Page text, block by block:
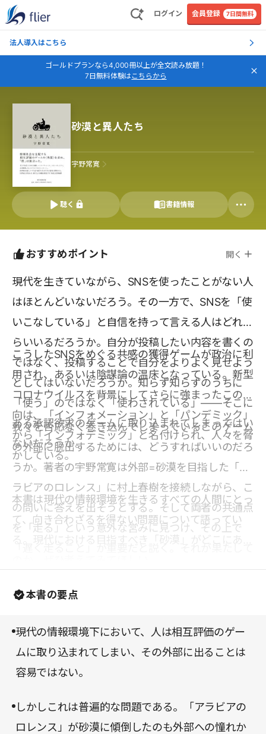
ログイン 会員登録 7日間無料
法人導入はこちら
ゴールドプランなら4,000冊以上が全文読み放題！
7日無料体験はこちらから
砂漠と異人たち
宇野常寛
聴く 書籍情報
おすすめポイント 開く
現代を生きていながら、SNSを使ったことがない人
はほとんどいないだろう。その一方で、SNSを「使
いこなしている」と自信を持って言える人はどれく
らいいるだろうか。自分が投稿したい内容を書くの
ではなく、投稿することで自分をよりよく見せよう
としてはいないだろうか。知らず知らずのうちに
「使う」のではなく「使わされている」――そこに
ある承認欲求のゲームに取り込まれてしまってはい
ないだろうか。
こうしたSNSをめぐる共感の獲得ゲームが政治に利
用され、あるいは陰謀論の温床となっている。新型
コロナウイルスを背景にしてさらに強まったこの傾
向は、「インフォメーション」と「パンデミック」
から「インフォデミック」と名付けられ、人々を脅
かしている。
我々を否応なく巻き込んでしまっているこのゲーム
の外部に脱出するためには、どうすればいいのだろ
うか。著者の宇野常寛は外部=砂漠を目指した「ア
ラビアのロレンス」に村上春樹を接続しながら、こ
の問いに答えを出そうとする。そして両者の共通点
を「走る」という意外な営みに見つけ、その上で
どのような意味を持つかは、読んでたしかめてもら
いたい。
本書は現代の情報環境を生きるすべての人間にとっ
て、向き合わざるを得ない問題について語ってい
る。現代における目指すべき「砂漠」がどこにある
本書の要点
現代の情報環境下において、人は相互評価のゲー
ムに取り込まれてしまい、その外部に出ることは
容易ではない。
しかしこれは普遍的な問題である。「アラビアの
ロレンス」が砂漠に傾倒したのも外部への憧れか